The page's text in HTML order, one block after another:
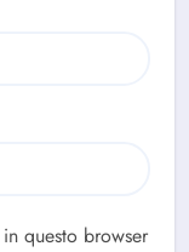
questo browser